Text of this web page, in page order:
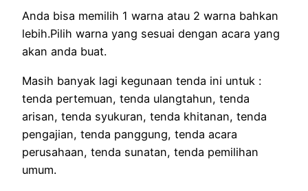
Anda bisa memilih 1 warna atau 2 warna bahkan
lebih.Pilih warna yang sesuai dengan acara yang
akan anda buat.
Masih banyak lagi kegunaan tenda ini untuk :
tenda pertemuan, tenda ulangtahun, tenda
arisan, tenda syukuran, tenda khitanan, tenda
pengajian, tenda panggung, tenda acara
perusahaan, tenda sunatan, tenda pemilihan
umum.